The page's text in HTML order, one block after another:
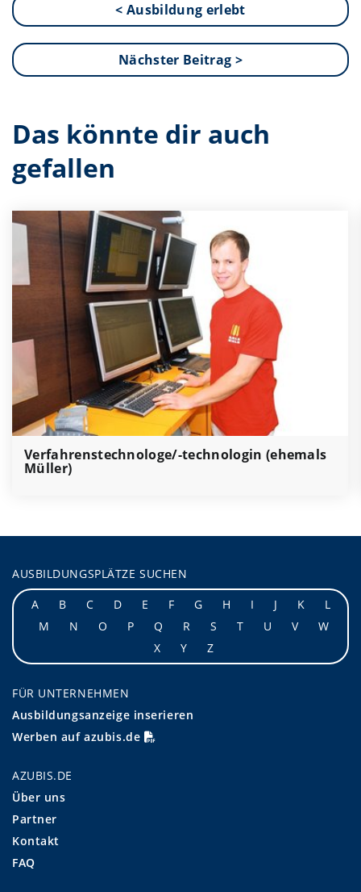
< Ausbildung erlebt
Nächster Beitrag >
Das könnte dir auch
gefallen
Verfahrenstechnologe/-technologin (ehemals
Müller)
AUSBILDUNGSPLÄTZE SUCHEN
A
B C D E F G H I J K
L
M
N O P Q R S T U V
W
X
Y Z
FÜR UNTERNEHMEN
Ausbildungsanzeige inserieren
Werben auf azubis.de
AZUBIS.DE
Über uns
Partner
Kontakt
FAQ